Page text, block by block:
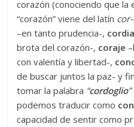
corazón (conociendo que
“corazón” viene del latín
–en tanto prudencia-,
brota del corazón-, coraje
con valentía y libertad-,
de buscar juntos la paz- y
tomar la palabra “cordoglio”
podemos traducir como
capacidad de sentir como